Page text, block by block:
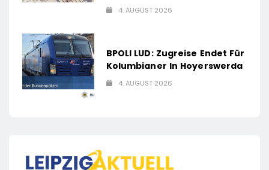
4. AUGUST 2026
BPOLI LUD: Zugreise Endet Für
Kolumbianer In Hoyerswerda
4. AUGUST 2026